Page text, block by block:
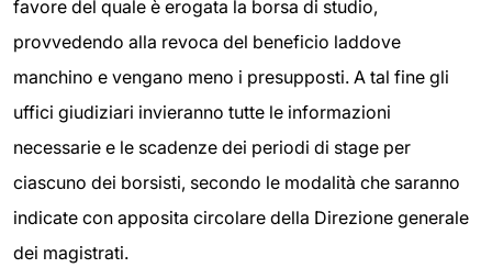
favore del quale è erogata la borsa di studio,
provvedendo alla revoca del beneficio laddove
manchino e vengano meno i presupposti. A tal fine gli
uffici giudiziari invieranno tutte le informazioni
necessarie e le scadenze dei periodi di stage per
ciascuno dei borsisti, secondo le modalità che saranno
indicate con apposita circolare della Direzione generale
dei magistrati.